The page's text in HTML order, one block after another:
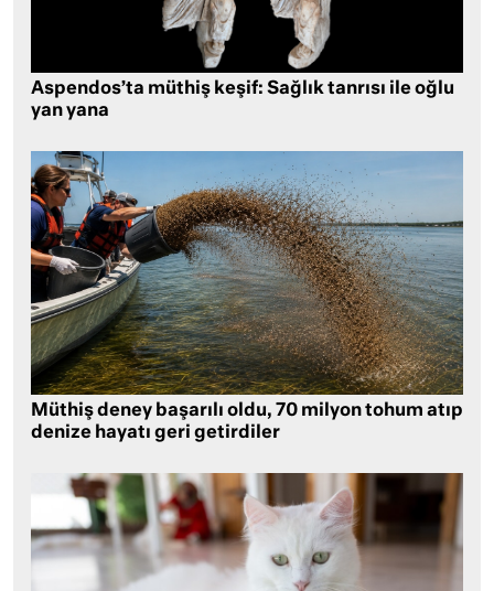
Aspendos’ta müthiş keşif: Sağlık tanrısı ile oğlu
yan yana
Müthiş deney başarılı oldu, 70 milyon tohum atıp
denize hayatı geri getirdiler